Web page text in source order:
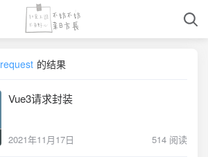
request 的结果
Vue3请求封装
2021年11月17日 514 阅读